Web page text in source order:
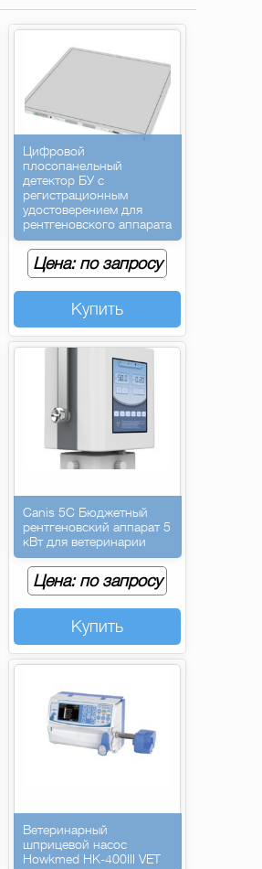
Цифровой
плосопанельный
детектор БУ с
регистрационным
удостоверением для
рентгеновского аппарата
Цена: по запросу
Купить
Canis 5C Бюджетный
рентгеновский аппарат 5
кВт для ветеринарии
Цена: по запросу
Купить
Ветеринарный
шприцевой насос
Howkmed HK-400III VET